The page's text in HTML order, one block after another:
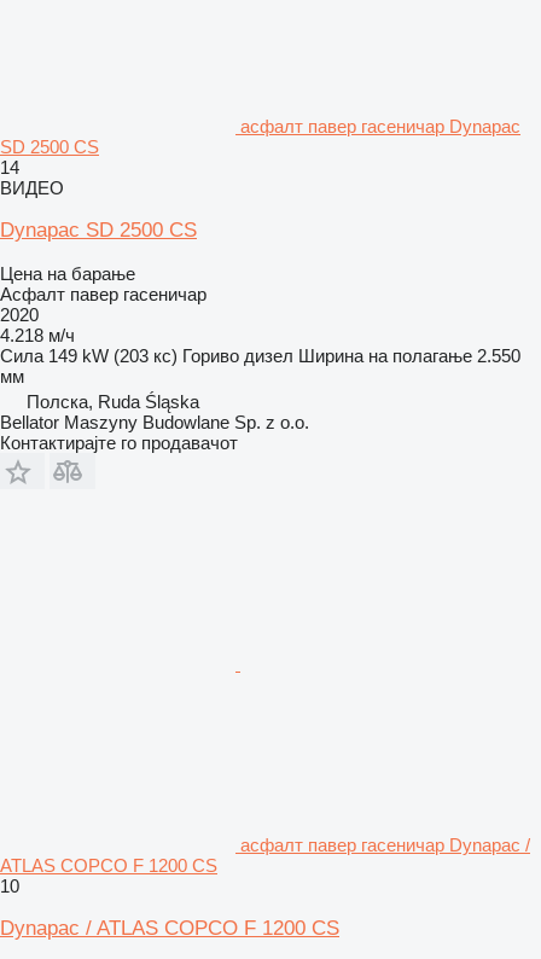
асфалт павер гасеничар Dynapac
SD 2500 CS
14
ВИДЕО
Dynapac SD 2500 CS
Цена на барање
Асфалт павер гасеничар
2020
4.218 м/ч
Сила 149 kW (203 кс) Гориво дизел Ширина на полагање 2.550
мм
Полска, Ruda Śląska
Bellator Maszyny Budowlane Sp. z o.o.
Контактирајте го продавачот
асфалт павер гасеничар Dynapac /
ATLAS COPCO F 1200 CS
10
Dynapac / ATLAS COPCO F 1200 CS